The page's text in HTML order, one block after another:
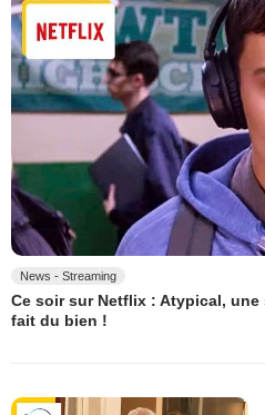
News - Streaming
Ce soir sur Netflix : Atypical,
fait du bien !